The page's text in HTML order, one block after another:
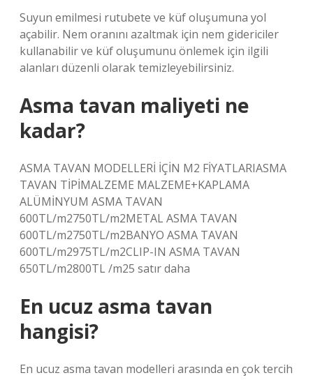
Suyun emilmesi rutubete ve küf oluşumuna yol
açabilir. Nem oranını azaltmak için nem gidericiler
kullanabilir ve küf oluşumunu önlemek için ilgili
alanları düzenli olarak temizleyebilirsiniz.
Asma tavan maliyeti ne
kadar?
ASMA TAVAN MODELLERİ İÇİN M2 FİYATLARIASMA
TAVAN TİPİMALZEME MALZEME+KAPLAMA
ALÜMİNYUM ASMA TAVAN
600TL/m2750TL/m2METAL ASMA TAVAN
600TL/m2750TL/m2BANYO ASMA TAVAN
600TL/m2975TL/m2CLIP-IN ASMA TAVAN
650TL/m2800TL /m25 satır daha
En ucuz asma tavan
hangisi?
En ucuz asma tavan modelleri arasında en çok tercih